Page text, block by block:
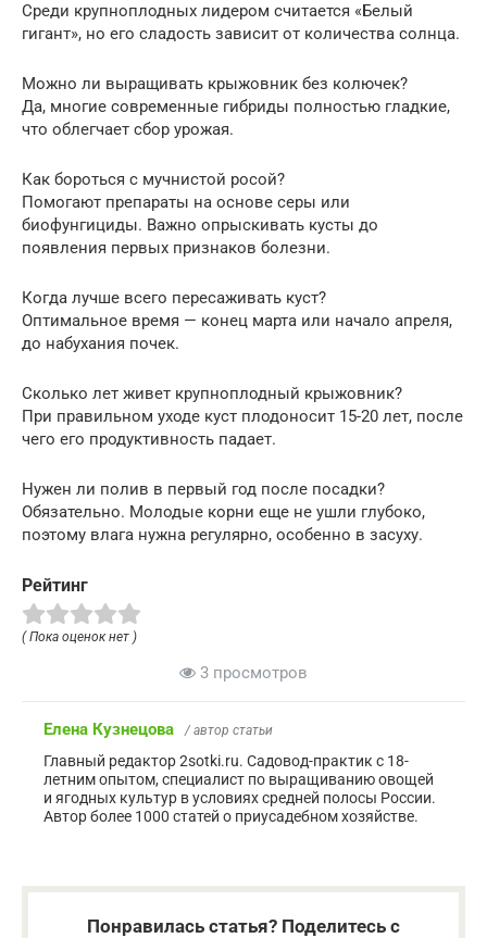
Среди крупноплодных лидером считается «Белый
гигант», но его сладость зависит от количества солнца.
Можно ли выращивать крыжовник без колючек?
Да, многие современные гибриды полностью гладкие,
что облегчает сбор урожая.
Как бороться с мучнистой росой?
Помогают препараты на основе серы или
биофунгициды. Важно опрыскивать кусты до
появления первых признаков болезни.
Когда лучше всего пересаживать куст?
Оптимальное время — конец марта или начало апреля,
до набухания почек.
Сколько лет живет крупноплодный крыжовник?
При правильном уходе куст плодоносит 15-20 лет, после
чего его продуктивность падает.
Нужен ли полив в первый год после посадки?
Обязательно. Молодые корни еще не ушли глубоко,
поэтому влага нужна регулярно, особенно в засуху.
Рейтинг
( Пока оценок нет )
3 просмотров
Елена Кузнецова / автор статьи
Главный редактор 2sotki.ru. Садовод-практик с 18-
летним опытом, специалист по выращиванию овощей
и ягодных культур в условиях средней полосы России.
Автор более 1000 статей о приусадебном хозяйстве.
Понравилась статья? Поделитесь с